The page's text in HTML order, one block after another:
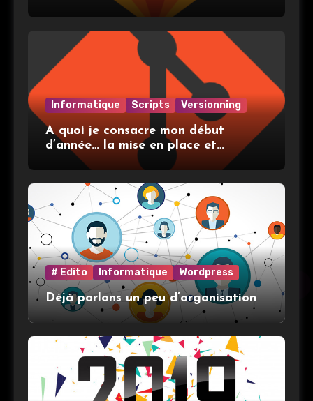
Informatique Scripts Versionning
A quoi je consacre mon début
d’année… la mise en place et
l’utilisation de git
# Edito Informatique Wordpress
Déjà parlons un peu d’organisation